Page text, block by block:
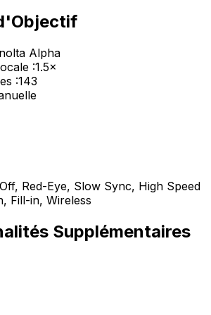
Alpha
:1.5×
:143
Red-Eye, Slow Sync, High Speed
Fill-in, Wireless
Supplémentaires